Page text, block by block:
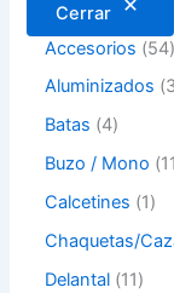
Cerrar
Accesorios
54
Aluminizados
Batas
4
Buzo / Mono
11
Calcetines
1
Chaquetas/
Delantal 11